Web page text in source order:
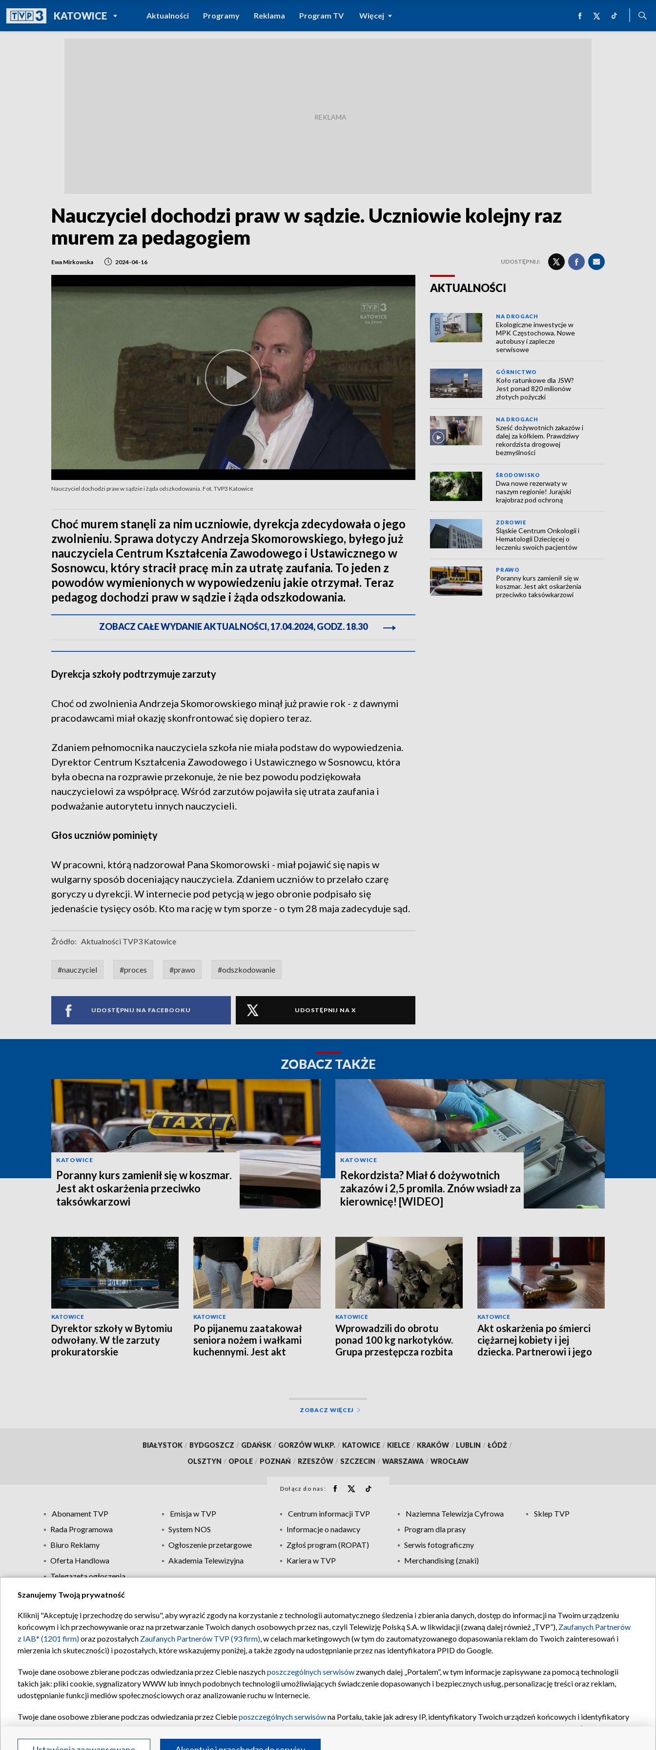
KATOWICEPOWRÓT DO
TVP REGIONY
Aktualności Programy Reklama Program TV Więcej
Nauczyciel dochodzi praw w sądzie. Uczniowie kolejny raz
murem za pedagogiem
Ewa Mirkowska 2024-04-16 UDOSTĘPNIJ:
Nauczyciel dochodzi praw w sądzie i żąda odszkodowania. Fot. TVP3 Katowice
Choć murem stanęli za nim uczniowie, dyrekcja zdecydowała o jego
zwolnieniu. Sprawa dotyczy Andrzeja Skomorowskiego, byłego już
nauczyciela Centrum Kształcenia Zawodowego i Ustawicznego w
Sosnowcu, który stracił pracę m.in za utratę zaufania. To jeden z
powodów wymienionych w wypowiedzeniu jakie otrzymał. Teraz
pedagog dochodzi praw w sądzie i żąda odszkodowania.
ZOBACZ CAŁE WYDANIE AKTUALNOŚCI, 17.04.2024, GODZ. 18.30
Dyrekcja szkoły podtrzymuje zarzuty
Choć od zwolnienia Andrzeja Skomorowskiego minął już prawie rok - z dawnymi
pracodawcami miał okazję skonfrontować się dopiero teraz.
Zdaniem pełnomocnika nauczyciela szkoła nie miała podstaw do wypowiedzenia.
Dyrektor Centrum Kształcenia Zawodowego i Ustawicznego w Sosnowcu, która
była obecna na rozprawie przekonuje, że nie bez powodu podziękowała
nauczycielowi za współpracę. Wśród zarzutów pojawiła się utrata zaufania i
podważanie autorytetu innych nauczycieli.
Głos uczniów pominięty
W pracowni, którą nadzorował Pana Skomorowski - miał pojawić się napis w
wulgarny sposób doceniający nauczyciela. Zdaniem uczniów to przelało czarę
goryczy u dyrekcji. W internecie pod petycją w jego obronie podpisało się
jedenaście tysięcy osób. Kto ma rację w tym sporze - o tym 28 maja zadecyduje sąd.
Źródło: Aktualności TVP3 Katowice
#nauczyciel #proces #prawo #odszkodowanie
UDOSTĘPNIJ NA FACEBOOKU UDOSTĘPNIJ NA X
AKTUALNOŚCI
NA DROGACH
Ekologiczne inwestycje w
MPK Częstochowa. Nowe
autobusy i zaplecze
serwisowe
GÓRNICTWO
Koło ratunkowe dla JSW?
Jest ponad 820 milionów
złotych pożyczki
NA DROGACH
Sześć dożywotnich zakazów i
dalej za kółkiem. Prawdziwy
rekordzista drogowej
bezmyślności
ŚRODOWISKO
Dwa nowe rezerwaty w
naszym regionie! Jurajski
krajobraz pod ochroną
ZDROWIE
Śląskie Centrum Onkologii i
Hematologii Dziecięcej o
leczeniu swoich pacjentów
PRAWO
Poranny kurs zamienił się w
koszmar. Jest akt oskarżenia
przeciwko taksówkarzowi
ZOBACZ TAKŻE
KATOWICE
Poranny kurs zamienił się w koszmar.
Jest akt oskarżenia przeciwko
taksówkarzowi
KATOWICE
Rekordzista? Miał 6 dożywotnich
zakazów i 2,5 promila. Znów wsiadł za
kierownicę! [WIDEO]
KATOWICE
Dyrektor szkoły w Bytomiu
odwołany. W tle zarzuty
prokuratorskie
KATOWICE
Po pijanemu zaatakował
seniora nożem i wałkami
kuchennymi. Jest akt
KATOWICE
Wprowadzili do obrotu
ponad 100 kg narkotyków.
Grupa przestępcza rozbita
KATOWICE
Akt oskarżenia po śmierci
ciężarnej kobiety i jej
dziecka. Partnerowi i jego
ZOBACZ WIĘCEJ
BIAŁYSTOK / BYDGOSZCZ / GDAŃSK / GORZÓW WLKP. / KATOWICE / KIELCE / KRAKÓW / LUBLIN / ŁÓDŹ /
OLSZTYN / OPOLE / POZNAŃ / RZESZÓW / SZCZECIN / WARSZAWA / WROCŁAW
Dołącz do nas:
Abonament TVP Emisja w TVP Centrum informacji TVP Naziemna Telewizja Cyfrowa
Sklep TVP
Rada Programowa
System NOS Informacje o nadawcy
Program dla prasy
Biuro Reklamy
Ogłoszenie przetargowe Zgłoś program (ROPAT)
Serwis fotograficzny
Oferta Handlowa
Akademia Telewizyjna Kariera w TVP
Merchandising (znaki)
Telegazeta ogłoszenia
Regulamin TVP Polityka prywatności Moje zgody Pomoc Biuro reklamy Kontakt
Szanujemy Twoją prywatność
Kliknij "Akceptuję i przechodzę do serwisu", aby wyrazić zgody na korzystanie z technologii automatycznego śledzenia i zbierania danych, dostęp do informacji na Twoim urządzeniu
końcowym i ich przechowywanie oraz na przetwarzanie Twoich danych osobowych przez nas, czyli Telewizję Polską S.A. w likwidacji (zwaną dalej również „TVP”), Zaufanych Partnerów
z IAB* (1201 firm)oraz pozostałych Zaufanych Partnerów TVP (93 firm), w celach marketingowych (w tym do zautomatyzowanego dopasowania reklam do Twoich zainteresowań i
mierzenia ich skuteczności) i pozostałych, które wskazujemy poniżej, a także zgody na udostępnianie przez nas identyfikatora PPID do Google.
Twoje dane osobowe zbierane podczas odwiedzania przez Ciebie naszychposzczególnych serwisów zwanych dalej „Portalem”, w tym informacje zapisywane za pomocą technologii
takich jak: pliki cookie, sygnalizatory WWW lub innych podobnych technologii umożliwiających świadczenie dopasowanych i bezpiecznych usług, personalizację treści oraz reklam,
udostępnianie funkcji mediów społecznościowych oraz analizowanie ruchu w Internecie.
Twoje dane osobowe zbierane podczas odwiedzania przez Ciebieposzczególnych serwisówna Portalu, takie jak adresy IP, identyfikatory Twoich urządzeń końcowych i identyfikatory
oraz pozostałych
Partnerów TVPdla realizacji następujących celów i funkcji: przechowywania informacji na urządzeniu lub dostęp do nich, wyboru podstawowych reklam, wyboru spersonalizowanych